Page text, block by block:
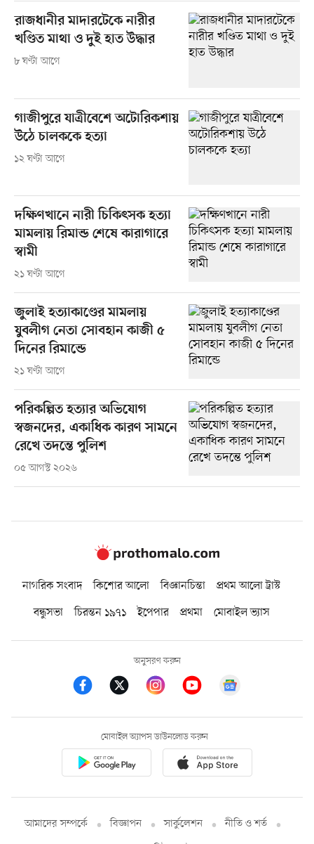
রাজধানীর মাদারটেকে নারীর
খণ্ডিত মাথা ও দুই হাত উদ্ধার
৮ ঘণ্টা আগে
গাজীপুরে যাত্রীবেশে অটোরিকশায়
উঠে চালককে হত্যা
১২ ঘণ্টা আগে
দক্ষিণখানে নারী চিকিৎসক হত্যা
মামলায় রিমান্ড শেষে কারাগারে
স্বামী
২১ ঘণ্টা আগে
জুলাই হত্যাকাণ্ডের মামলায়
যুবলীগ নেতা সোবহান কাজী ৫
দিনের রিমান্ডে
২১ ঘণ্টা আগে
পরিকল্পিত হত্যার অভিযোগ
স্বজনদের, একাধিক কারণ সামনে
রেখে তদন্তে পুলিশ
০৫ আগস্ট ২০২৬
নাগরিক সংবাদ কিশোর আলো বিজ্ঞানচিন্তা
প্রথম আলো ট্রাস্ট
বন্ধুসভা
চিরন্তন ১৯৭১ ইপেপার প্রথমা মোবাইল ভ্যাস
অনুসরণ করুন
মোবাইল অ্যাপস ডাউনলোড করুন
আমাদের সম্পর্কে বিজ্ঞাপন সার্কুলেশন
নীতি ও শর্ত